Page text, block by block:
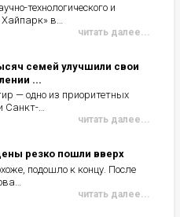
технологического и
в…
читать далее...
семей улучшили свои
...
— одно из приоритетных
Санкт-…
читать далее...
резко пошли вверх
подошло к концу. После
читать далее...